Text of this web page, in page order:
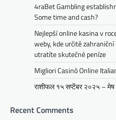
4raBet Gambling
Some time and cash?
Nejlepší online kasina v
weby, kde určitě
utratíte skutečné peníze
Migliori Casinò Online
राशीफल १५ सप्टेंबर २०२५ – मेष
Recent Comments